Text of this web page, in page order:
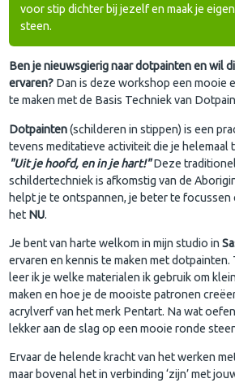
voor stip dichter bij jezelf en maak je
steen.
Ben je nieuwsgierig naar dotpainten en wil
ervaren? Dan is deze workshop een mooie
te maken met de Basis Techniek van
Dotpainten(schilderen in stippen) is een
tevens meditatieve activiteit die je helemaal
"Uit je hoofd, en in je hart!"Deze
schildertechniek is afkomstig van de
helpt je te ontspannen, je beter te focussen
het NU.
Je bent van harte welkom in mijn studio in
ervaren en kennis te maken met
leer ik je welke materialen ik gebruik om
maken en hoe je de mooiste patronen
acrylverf van het merk Pentart. Na wat
lekker aan de slag op een mooie ronde
Ervaar de helende kracht van het werken
maar bovenal het in verbinding ‘zijn’ met